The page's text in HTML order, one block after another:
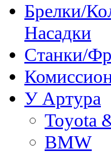
Брелки/
Насадки
Станки/
У Артура
Toyota
BMW